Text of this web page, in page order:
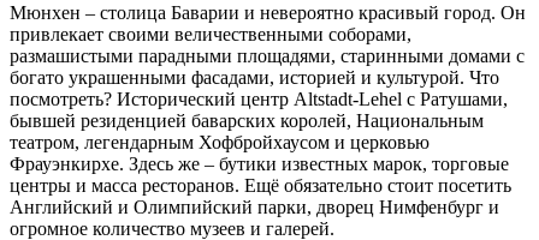
Мюнхен – столица Баварии и невероятно красивый город. Он
привлекает своими величественными соборами,
размашистыми парадными площадями, старинными домами с
богато украшенными фасадами, историей и культурой. Что
посмотреть? Исторический центр Altstadt-Lehel с Ратушами,
бывшей резиденцией баварских королей, Национальным
театром, легендарным Хофбройхаусом и церковью
Фрауэнкирхе. Здесь же – бутики известных марок, торговые
центры и масса ресторанов. Ещё обязательно стоит посетить
Английский и Олимпийский парки, дворец Нимфенбург и
огромное количество музеев и галерей.